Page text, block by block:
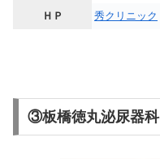
ＨＰ 秀クリニック
③板橋徳丸泌尿器科